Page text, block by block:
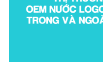
CHAI NƯỚC NHỎ, Ý
HIỆU TRANG SỨC
Pegasus Realty Sử
In Logo: Khi Thương